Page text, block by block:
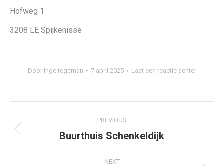
Hofweg 1
3208 LE Spijkenisse
Door Inge tegeman 7 april 2025 Laat een reactie achter
navigation
PREVIOUS
Previous
Buurthuis Schenkeldijk
NEXT